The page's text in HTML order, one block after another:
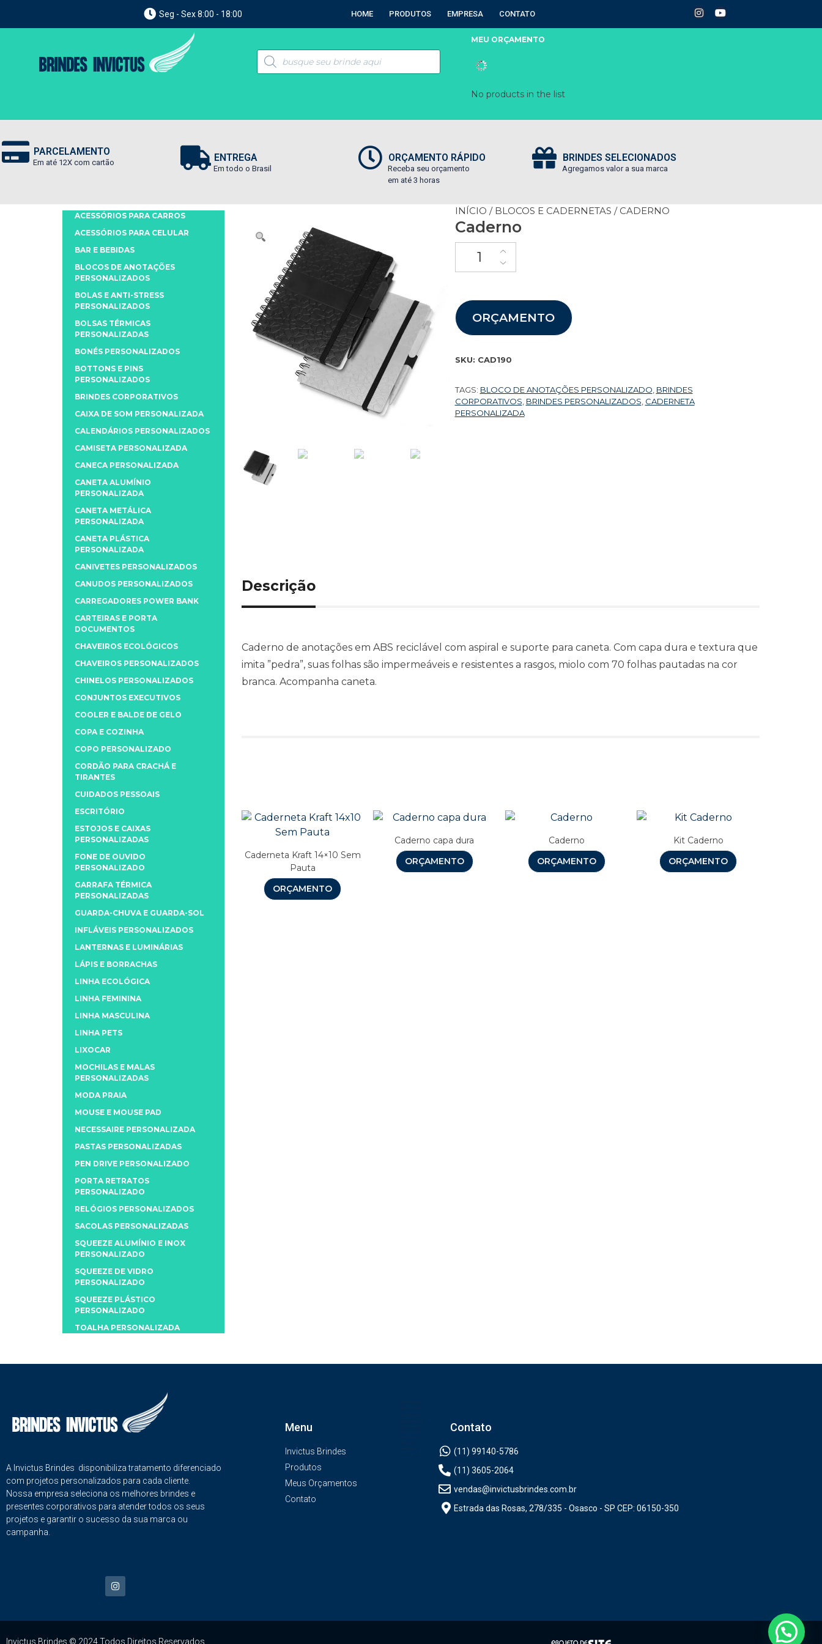
Seg - Sex 8:00 - 18:00 HOME PRODUTOS EMPRESA CONTATO
MEU ORÇAMENTO
No products in the list
PARCELAMENTO
Em até 12X com cartão ENTREGA
Em todo o Brasil
ORÇAMENTO RÁPIDO
Receba seu orçamento
em até 3 horas
BRINDES SELECIONADOS
Agregamos valor a sua marca
INÍCIO / BLOCOS E CADERNETAS / CADERNO
Caderno
ORÇAMENTO
SKU: CAD190
TAGS: BLOCO DE ANOTAÇÕES PERSONALIZADO BRINDES
CORPORATIVOS BRINDES PERSONALIZADOS CADERNETA
PERSONALIZADA
Descrição
Caderno de anotações em ABS reciclável com aspiral e suporte para caneta. Com capa dura e textura que
imita ”pedra”, suas folhas são impermeáveis e resistentes a rasgos, miolo com 70 folhas pautadas na cor
branca. Acompanha caneta.
Caderneta Kraft 14×10 Sem
Pauta
ORÇAMENTO
Caderno capa dura
ORÇAMENTO
Caderno
ORÇAMENTO
Kit Caderno
ORÇAMENTO
ACESSÓRIOS PARA CARROS
ACESSÓRIOS PARA CELULAR
BAR E BEBIDAS
BLOCOS DE ANOTAÇÕES
PERSONALIZADOS
BOLAS E ANTI-STRESS
PERSONALIZADOS
BOLSAS TÉRMICAS
PERSONALIZADAS
BONÉS PERSONALIZADOS
BOTTONS E PINS
PERSONALIZADOS
BRINDES CORPORATIVOS
CAIXA DE SOM PERSONALIZADA
CALENDÁRIOS PERSONALIZADOS
CAMISETA PERSONALIZADA
CANECA PERSONALIZADA
CANETA ALUMÍNIO
PERSONALIZADA
CANETA METÁLICA
PERSONALIZADA
CANETA PLÁSTICA
PERSONALIZADA
CANIVETES PERSONALIZADOS
CANUDOS PERSONALIZADOS
CARREGADORES POWER BANK
CARTEIRAS E PORTA
DOCUMENTOS
CHAVEIROS ECOLÓGICOS
CHAVEIROS PERSONALIZADOS
CHINELOS PERSONALIZADOS
CONJUNTOS EXECUTIVOS
COOLER E BALDE DE GELO
COPA E COZINHA
COPO PERSONALIZADO
CORDÃO PARA CRACHÁ E
TIRANTES
CUIDADOS PESSOAIS
ESCRITÓRIO
ESTOJOS E CAIXAS
PERSONALIZADAS
FONE DE OUVIDO
PERSONALIZADO
GARRAFA TÉRMICA
PERSONALIZADAS
GUARDA-CHUVA E GUARDA-SOL
INFLÁVEIS PERSONALIZADOS
LANTERNAS E LUMINÁRIAS
LÁPIS E BORRACHAS
LINHA ECOLÓGICA
LINHA FEMININA
LINHA MASCULINA
LINHA PETS
LIXOCAR
MOCHILAS E MALAS
PERSONALIZADAS
MODA PRAIA
MOUSE E MOUSE PAD
NECESSAIRE PERSONALIZADA
PASTAS PERSONALIZADAS
PEN DRIVE PERSONALIZADO
PORTA RETRATOS
PERSONALIZADO
RELÓGIOS PERSONALIZADOS
SACOLAS PERSONALIZADAS
SQUEEZE ALUMÍNIO E INOX
PERSONALIZADO
SQUEEZE DE VIDRO
PERSONALIZADO
SQUEEZE PLÁSTICO
PERSONALIZADO
TOALHA PERSONALIZADA
A Invictus Brindes disponibiliza tratamento diferenciado
com projetos personalizados para cada cliente.
Nossa empresa seleciona os melhores brindes e
presentes corporativos para atender todos os seus
projetos e garantir o sucesso da sua marca ou
campanha.
Menu
Invictus Brindes
Produtos
Meus Orçamentos
Contato
Contato
(11) 99140-5786
(11) 3605-2064
vendas@invictusbrindes.com.br
Estrada das Rosas, 278/335 - Osasco - SP CEP: 06150-350
Invictus Brindes © 2024 Todos Direitos Reservados.